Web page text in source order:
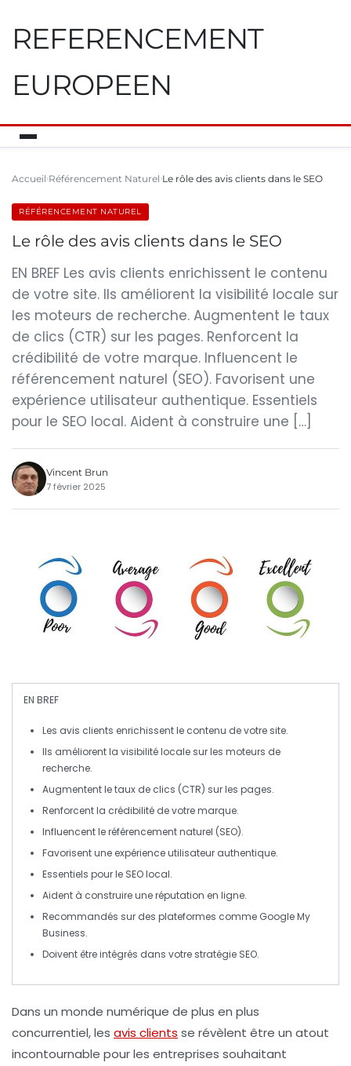
REFERENCEMENT
EUROPEEN
Accueil Référencement Naturel Le rôle des avis clients dans le SEO
RÉFÉRENCEMENT NATUREL
Le rôle des avis clients dans le SEO
EN BREF Les avis clients enrichissent le contenu
de votre site. Ils améliorent la visibilité locale sur
les moteurs de recherche. Augmentent le taux
de clics (CTR) sur les pages. Renforcent la
crédibilité de votre marque. Influencent le
référencement naturel (SEO). Favorisent une
expérience utilisateur authentique. Essentiels
pour le SEO local. Aident à construire une […]
Vincent Brun
7 février 2025
EN BREF
Les avis clients enrichissent le contenu de votre site.
Ils améliorent la visibilité locale sur les moteurs de
recherche.
Augmentent letaux de clics (CTR) sur les pages.
Renforcent la crédibilité de votre marque.
Influencent leréférencement naturel (SEO).
Favorisent une expérience utilisateur authentique.
Essentiels pour le SEO local.
Aident à construire uneréputation en ligne.
Recommandés sur des plateformes comme Google My
Business.
Doivent être intégrés dans votre stratégie SEO.
Dans un monde numérique de plus en plus
concurrentiel,les avis clients se révèlent être un atout
incontournable pour les entreprises souhaitant